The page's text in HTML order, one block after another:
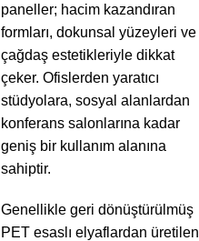
paneller; hacim kazandıran
formları, dokunsal yüzeyleri ve
çağdaş estetikleriyle dikkat
çeker. Ofislerden yaratıcı
stüdyolara, sosyal alanlardan
konferans salonlarına kadar
geniş bir kullanım alanına
sahiptir.
Genellikle geri dönüştürülmüş
PET esaslı elyaflardan üretilen